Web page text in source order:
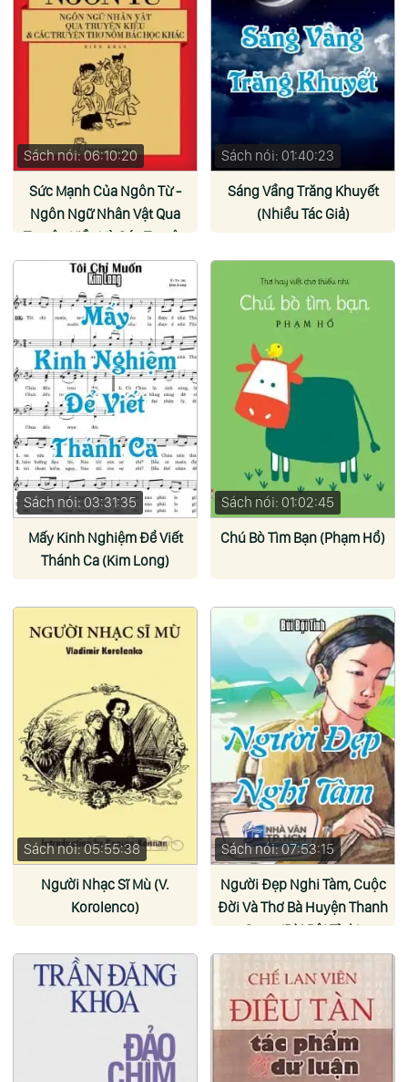
Sách nói: 06:10:20
Sức Mạnh Của Ngôn Từ -
Ngôn Ngữ Nhân Vật Qua
Truyện Kiều Và Các Truyện
Thơ Nôm Bác Học Khác (Lê
Thị Hồng Minh)
Sách nói: 01:40:23
Sáng Vầng Trăng Khuyết
(Nhiều Tác Giả)
Sách nói: 03:31:35
Mấy Kinh Nghiệm Để Viết
Thánh Ca (Kim Long)
Sách nói: 01:02:45
Chú Bò Tìm Bạn (Phạm Hổ)
Sách nói: 05:55:38
Người Nhạc Sĩ Mù (V.
Korolenco)
Sách nói: 07:53:15
Người Đẹp Nghi Tàm, Cuộc
Đời Và Thơ Bà Huyện Thanh
Quan (Bùi Bội Tỉnh)